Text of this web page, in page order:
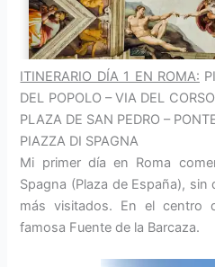
ITINERARIO DÍA 1 EN ROMA:
DEL POPOLO – VIA DEL
PLAZA DE SAN PEDRO –
PIAZZA DI SPAGNA
Mi primer día en Roma
Spagna (Plaza de España),
más visitados. En el centro
famosa Fuente de la Barcaza.